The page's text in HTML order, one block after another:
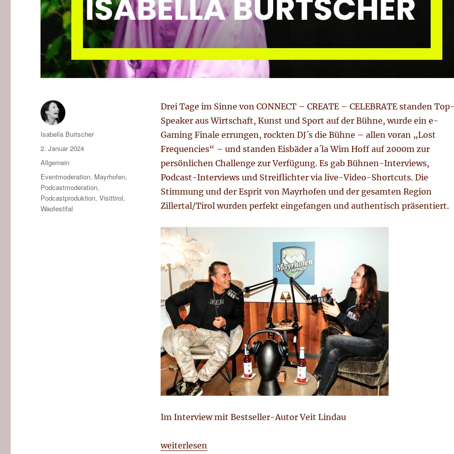
Drei Tage im Sinne von CONNECT – CREATE – CELEBRATE standen
Speaker aus Wirtschaft, Kunst und Sport auf der Bühne, wurde ein e-
Gaming Finale errungen, rockten DJ´s die Bühne – allen voran „Lost
Frequencies“ – und standen Eisbäder a´la Wim Hoff auf 2000m zur
persönlichen Challenge zur Verfügung. Es gab Bühnen-Interviews,
Podcast-Interviews und Streiflichter via live-Video-Shortcuts. Die
Stimmung und der Esprit von Mayrhofen und der gesamten Region
Zillertal/Tirol wurden perfekt eingefangen und authentisch präsentiert.
Im Interview mit Bestseller-Autor Veit Lindau
„WAO-Festival zum Ski-Opening in Mayrhofen, Dezember 2023“
weiterlesen
Autor
Isabella Burtscher
Veröffentlicht
am
2. Januar 2024
Kategorien
Allgemein
Tags
Eventmoderation, Mayrhofen,
Podcastmoderation,
Podcastproduktion,Visittirol,
Waofestifal